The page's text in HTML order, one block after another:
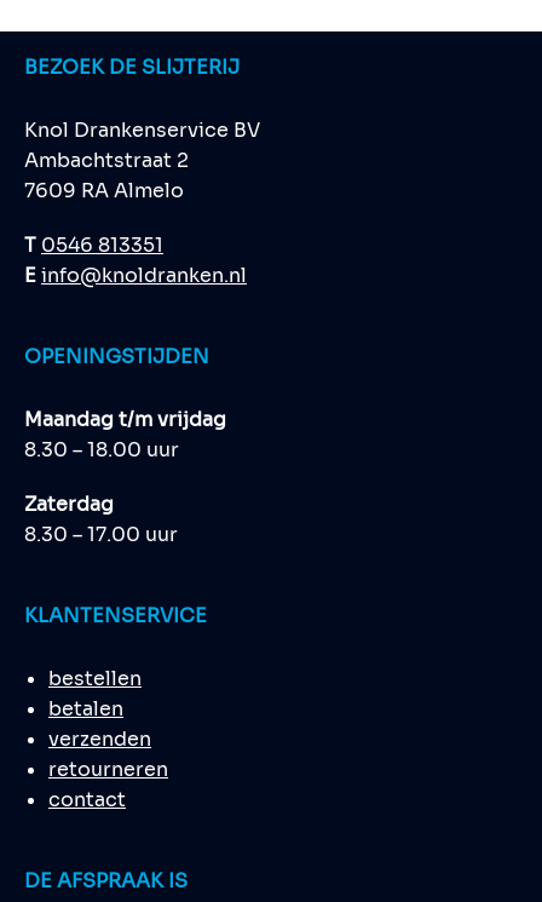
BEZOEK DE SLIJTERIJ
Knol Drankenservice BV
Ambachtstraat 2
7609 RA Almelo
T 0546 813351
Einfo@knoldranken.nl
OPENINGSTIJDEN
Maandag t/m vrijdag
8.30 – 18.00 uur
Zaterdag
8.30 – 17.00 uur
KLANTENSERVICE
bestellen
betalen
verzenden
retourneren
contact
DE AFSPRAAK IS